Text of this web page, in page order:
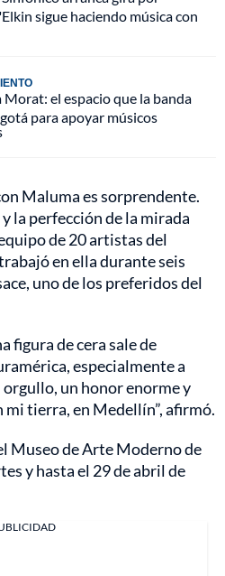
sigue haciendo música con
Morat: el espacio que la banda
para apoyar músicos
Maluma es sorprendente.
la perfección de la mirada
de 20 artistas del
en ella durante seis
uno de los preferidos del
figura de cera sale de
especialmente a
un honor enorme y
tierra, en Medellín”, afirmó.
Museo de Arte Moderno de
y hasta el 29 de abril de